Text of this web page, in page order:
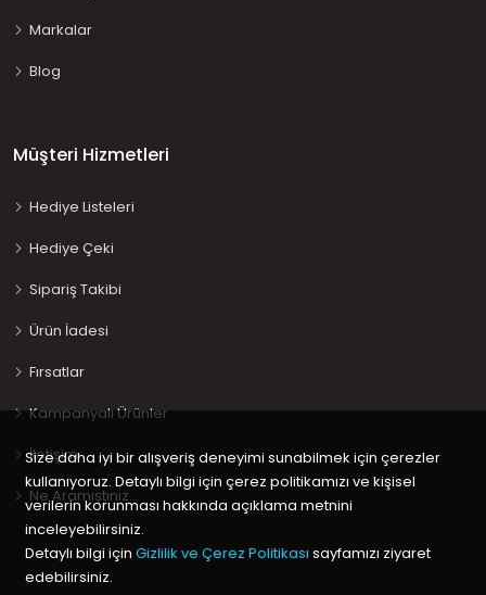
Markalar
Blog
Müşteri Hizmetleri
Hediye Listeleri
Hediye Çeki
Sipariş Takibi
Ürün İadesi
Fırsatlar
Kampanyalı Ürünler
İletişim
Ne Aramıştınız…
Size daha iyi bir alışveriş deneyimi sunabilmek için çerezler
kullanıyoruz. Detaylı bilgi için çerez politikamızı ve kişisel
verilerin korunması hakkında açıklama metnini
inceleyebilirsiniz.
Detaylı bilgi için Gizlilik ve Çerez Politikası sayfamızı ziyaret
edebilirsiniz.